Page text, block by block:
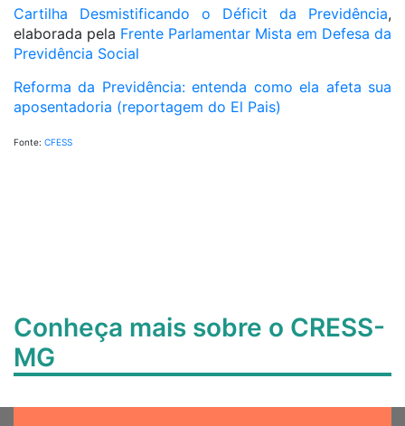
Cartilha Desmistificando o Déficit da Previdência,
elaborada pela Frente Parlamentar Mista em Defesa da
Previdência Social
Reforma da Previdência: entenda como ela afeta sua
aposentadoria (reportagem do El Pais)
Fonte: CFESS
Conheça mais sobre o CRESS-
MG